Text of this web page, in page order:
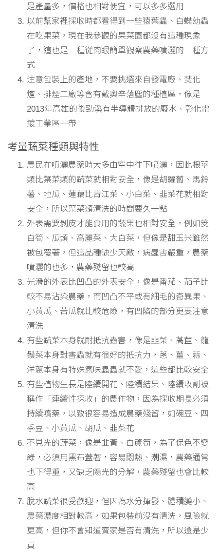
是產量多，價格也相對便宜，可以多多選用
以前幫家裡採收時都看得到一些猿葉蟲、白蝶幼蟲
在吃果菜，現在我參觀的果菜園都沒有這種現象
了，這也是一種從肉眼簡單觀察農藥噴灑的一種方
式
注意包裝上的產地，不要挑選來自發電廠、焚化
爐、排煙工廠等含有戴奧辛落塵的種植區，像是
2013年高雄的後勁溪有半導體排放的廢水、彰化電
鍍工業區一帶
考量蔬菜種類與特性
農民在噴灑農藥時大多由空中往下噴灑，因此根莖
類比葉菜類的蔬菜就相對安全，像是胡蘿蔔、馬鈴
薯、地瓜、蓮藕比青江菜、小白菜、韭菜花就相對
安全，所以葉菜類清洗的時間要久一點
外表需要剝皮才能食用的蔬果也相對安全，例如筊
白筍、瓜類、高麗菜、大白菜，但像是甜玉米雖然
被包覆著，但這品種缺少天敵，病蟲害嚴重，農藥
噴灑的也多，農藥殘留也較高
光滑的外表比凹凸的外表安全，像是番茄、茄子比
較不易沾染農藥，而凹凸不平或有細毛的奇異果、
小黃瓜、苦瓜就比較危險，有凹陷的部分更要注意
清洗
有些蔬菜本身就耐抵抗蟲害，像是韭菜、萵苣、龍
鬚菜本身對害蟲就有很好的抵抗力，蔥、薑、蒜、
洋蔥本身有特殊氣味蟲蟲就不愛，這些都比較安全
有些植物生長是陸續開花、陸續結果、陸續收割被
稱作「連續性採收」的農作物，因為採收期長必須
持續噴藥，以致很容易造成農藥殘留，如碗豆、四
季豆、小黃瓜、胡瓜、韭菜花
不見光的蔬菜，像是韭黃、白蘆筍，為了保色不變
綠，必須用黑布蓋著，容易悶熱、潮濕，農藥通常
也下得重，又缺乏陽光的分解，農藥殘留也會比較
高
脫水蔬菜很受歡迎，但因為水分揮發、體積變小、
農藥濃度相對較高，如果包裝前沒有清洗，風險就
更高，但你不會知道賣家是否有清洗，所以還是少
買